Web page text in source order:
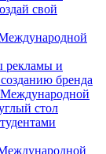
рекламы и
бренда